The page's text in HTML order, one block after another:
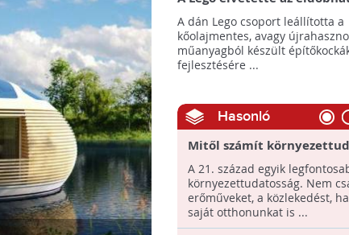
palack alapú építőkockák
koncepcióját
A dán Lego csoport leállította a
kőolajmentes, avagy
műanyagból készült
fejlesztésére ...
Hasonló
Mitől számít
egy otthon?
A 21. század egyik
környezettudatosság. Nem
erőműveket, a közlekedést,
saját otthonunkat is ...